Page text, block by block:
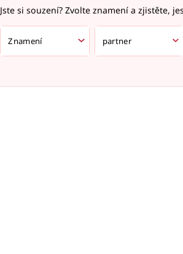
Jste si souzení? Zvolte znamení a zjistěte,